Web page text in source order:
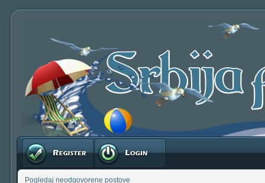
Registruj se Prijavite se
Pogledaj neodgovorene postove